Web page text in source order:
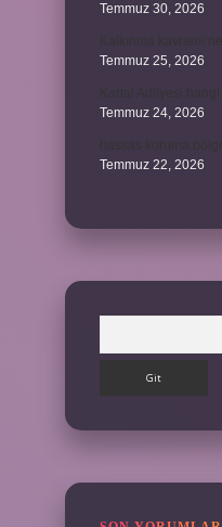
Temmuz 30, 2026
Temmuz 25, 2026
Temmuz 24, 2026
Temmuz 22, 2026